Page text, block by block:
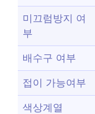
미끄럼방지 여
부
배수구 여부
접이 가능여부
색상계열